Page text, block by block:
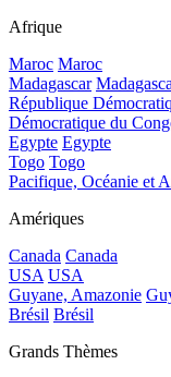
Afrique
Maroc Maroc
Madagascar
République
Démocratique du
Egypte Egypte
Togo Togo
Pacifique, Océanie et
Amériques
Canada Canada
USA USA
Guyane, Amazonie
Brésil Brésil
Grands Thèmes